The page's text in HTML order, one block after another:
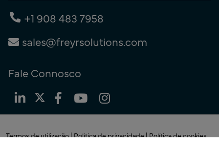
+1 908 483 7958
sales@freyrsolutions.com
Fale Connosco
Termos de utilização|Política de privacidade|Política de cookies